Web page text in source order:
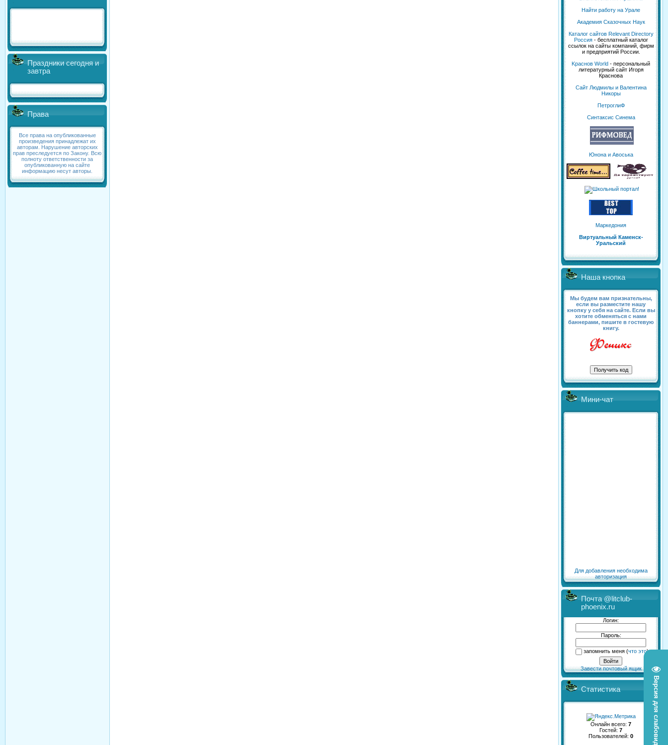
Версия для слабовидящих
Праздники сегодня и
завтра
Права
Все права на опубликованные
произведения принадлежат их
авторам. Нарушение авторских
прав преследуется по Закону. Всю
полноту ответственности за
опубликованную на сайте
информацию несут авторы.
Найти работу на Урале
Академия Сказочных Наук
Каталог сайтов Relevant Directory
Россия- бесплатный каталог
ссылок на сайты компаний, фирм
и предприятий России.
Kраснов World - персональный
литературный сайт Игоря
Краснова
Сайт Людмилы и Валентина
Никоры
ПетроглиФ
Синтаксис Синема
Юнона и Авоська
Маркедония
Виртуальный Каменск-
Уральский
Наша кнопка
Мы будем вам признательны,
если вы разместите нашу
кнопку у себя на сайте. Если вы
хотите обменяться с нами
баннерами, пишите в гостевую
книгу.
Мини-чат
Для добавления необходима
авторизация
Почта @litclub-
phoenix.ru
Логин:
Пароль:
запомнить меня(что это)
Завести почтовый ящик
Статистика
Онлайн всего: 7
Гостей: 7
Пользователей: 0